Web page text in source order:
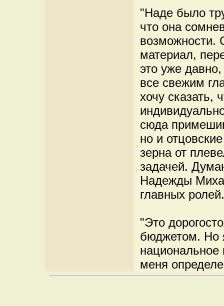
"Наде было
что она
возможности.
материал,
это уже
все свежим
хочу сказать,
сюда
но и
зерна от
задачей.
Надежды
главных ролей.
"Это
бюджетом. Но
национальное
меня